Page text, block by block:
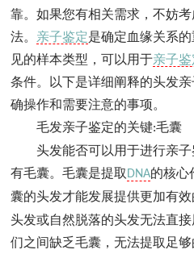
靠。如果您有相关需求，不妨
法。 亲子鉴定是确定血缘关系
见的样本类型，可以用于亲子鉴
条件。以下是详细阐释的头发
确操作和需要注意的事项。
毛发亲子鉴定的关键:毛囊
头发能否可以用于进行亲
有毛囊。毛囊是提取 DNA的核心
囊的头发才能发展提供更加有效
头发或自然脱落的头发无法直
们之间缺乏毛囊，无法提取足够